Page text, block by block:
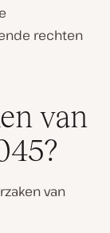
rechten
van
van